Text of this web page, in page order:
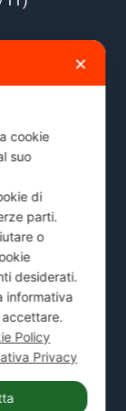
24, 7 giorni
e
Bresso,
✕
cookie
suo
di
parti.
o
desiderati.
informativa
Policy
Privacy